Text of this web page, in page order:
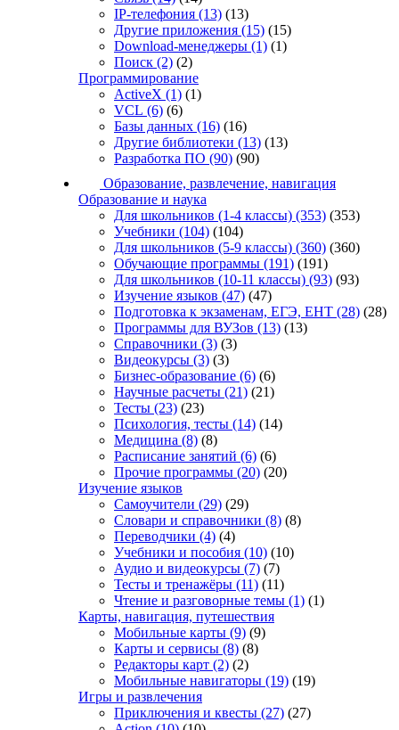
IP-телефония (13) (13)
Другие приложения (15) (15)
Download-менеджеры (1) (1)
Поиск (2) (2)
Программирование
ActiveX (1) (1)
VCL (6) (6)
Базы данных (16) (16)
Другие библиотеки (13) (13)
Разработка ПО (90) (90)
Образование, развлечение, навигация
Образование и наука
Для школьников (1-4 классы) (353) (353)
Учебники (104) (104)
Для школьников (5-9 классы) (360) (360)
Обучающие программы (191) (191)
Для школьников (10-11 классы) (93) (93)
Изучение языков (47) (47)
Подготовка к экзаменам, ЕГЭ, ЕНТ (28) (28)
Программы для ВУЗов (13) (13)
Справочники (3) (3)
Видеокурсы (3) (3)
Бизнес-образование (6) (6)
Научные расчеты (21) (21)
Тесты (23) (23)
Психология, тесты (14) (14)
Медицина (8) (8)
Расписание занятий (6) (6)
Прочие программы (20) (20)
Изучение языков
Самоучители (29) (29)
Словари и справочники (8) (8)
Переводчики (4) (4)
Учебники и пособия (10) (10)
Аудио и видеокурсы (7) (7)
Тесты и тренажёры (11) (11)
Чтение и разговорные темы (1) (1)
Карты, навигация, путешествия
Мобильные карты (9) (9)
Карты и сервисы (8) (8)
Редакторы карт (2) (2)
Мобильные навигаторы (19) (19)
Игры и развлечения
Приключения и квесты (27) (27)